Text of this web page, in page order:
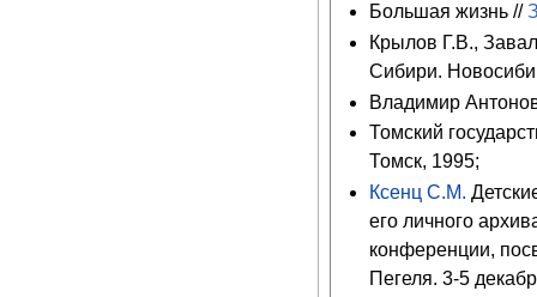
Большая жизнь //
Крылов Г.В.,
Сибири.
Владимир
Томский
Томск, 1995;
Ксенц С.М.
его личного
конференции,
Пегеля. 3-5